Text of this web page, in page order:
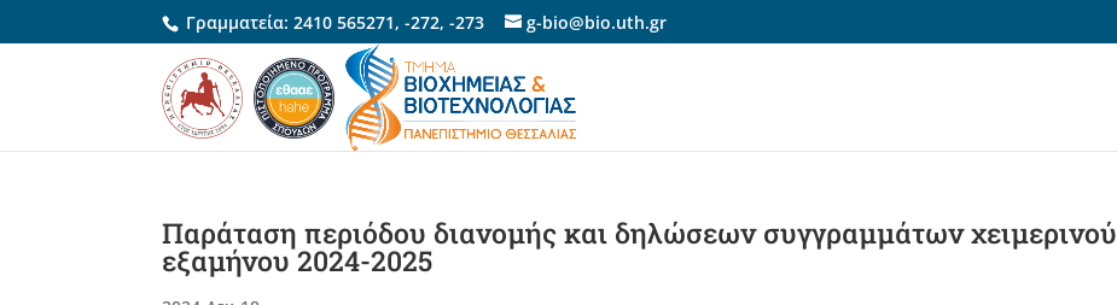
Γραμματεία:2410 565271,-272,-273 g-bio@bio.uth.gr
Παράταση περιόδου διανομής και δηλώσεων συγγραμμάτων χειμερινού
εξαμήνου 2024-2025